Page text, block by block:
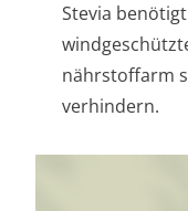
Stevia
nährstoffarm
verhindern.